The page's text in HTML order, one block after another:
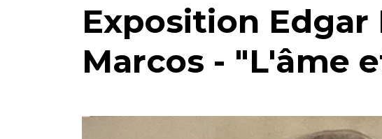
Exposition Edgar
Marcos - "L'âme